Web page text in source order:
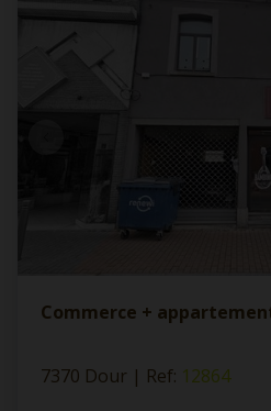
Commerce +
7370 Dour | Ref: 12864